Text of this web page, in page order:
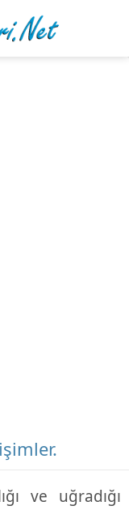
ve uğradığı